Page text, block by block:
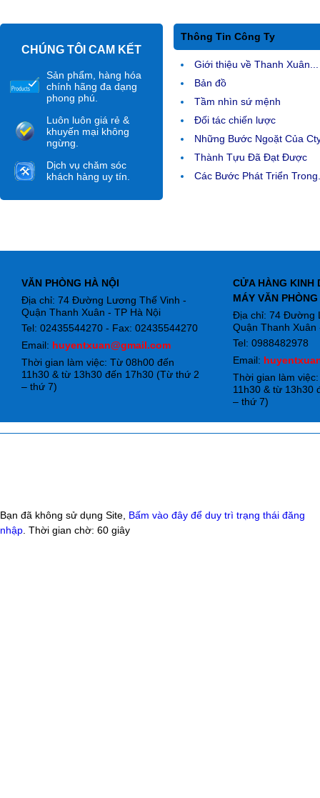
CHÚNG TÔI CAM KẾT
Sản phẩm, hàng hóa
chính hãng đa dạng
phong phú.
Luôn luôn giá rẻ &
khuyến mại không
ngừng.
Dịch vụ chăm sóc
khách hàng uy tín.
Thông Tin Công Ty
Giới thiệu về Thanh Xuân...
Bản đồ
Tầm nhìn sứ mệnh
Đối tác chiến lược
Những Bước Ngoặt Của
Thành Tựu Đã Đạt Được
Các Bước Phát Triển
VĂN PHÒNG HÀ NỘI
Địa chỉ: 74 Đường Lương Thế Vinh -
Quận Thanh Xuân - TP Hà Nội
Tel: 02435544270 - Fax: 02435544270
Email: huyentxuan@gmail.com
Thời gian làm việc: Từ 08h00 đến
11h30 & từ 13h30 đến 17h30 (Từ thứ 2
– thứ 7)
CỬA HÀNG KINH
MÁY VĂN PHÒNG
Địa chỉ: 74 Đường
Quận Thanh Xuân
Tel: 0988482978
Email:
Thời gian làm
11h30 & từ 13h30
– thứ 7)
Bạn đã không sử dụng Site, Bấm vào đây để duy trì trạng thái đăng
nhập . Thời gian chờ: 60 giây